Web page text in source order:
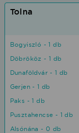
Tolna
Bogyiszló - 1 db
Döbrököz - 1 db
Dunaföldvár - 1 db
Gerjen - 1 db
Paks - 1 db
Pusztahencse - 1 db
Alsónána - 0 db